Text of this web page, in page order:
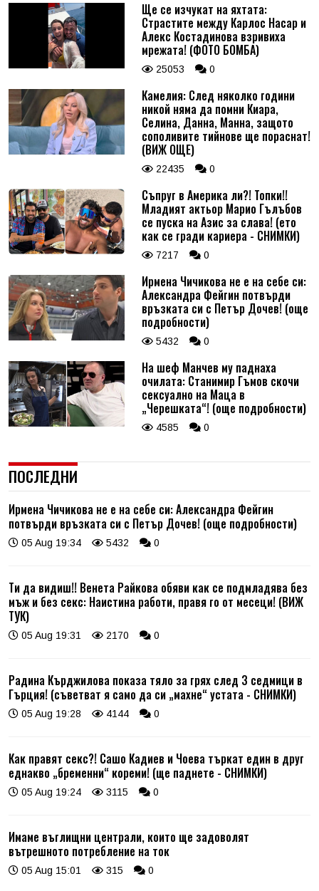
Ще се изчукат на яхтата:
Страстите между Карлос Насар и
Алекс Костадинова взривиха
мрежата! (ФОТО БОМБА)
25053 0
Камелия: След няколко години
никой няма да помни Киара,
Селина, Данна, Манна, защото
сополивите тийнове ще пораснат!
(ВИЖ ОЩЕ)
22435 0
Съпруг в Америка ли?! Топки!!
Младият актьор Марио Гълъбов
се пуска на Азис за слава! (ето
как се гради кариера - СНИМКИ)
7217 0
Ирмена Чичикова не е на себе си:
Александра Фейгин потвърди
връзката си с Петър Дочев! (още
подробности)
5432 0
На шеф Манчев му паднаха
очилата: Станимир Гъмов скочи
сексуално на Маца в
„Черешката“! (още подробности)
4585 0
ПОСЛЕДНИ
Ирмена Чичикова не е на себе си: Александра Фейгин
потвърди връзката си с Петър Дочев! (още подробности)
05 Aug 19:34 5432 0
Ти да видиш!! Венета Райкова обяви как се подмладява без
мъж и без секс: Наистина работи, правя го от месеци! (ВИЖ
ТУК)
05 Aug 19:31 2170 0
Радина Кърджилова показа тяло за грях след 3 седмици в
Гърция! (съветват я само да си „махне“ устата - СНИМКИ)
05 Aug 19:28 4144 0
Как правят секс?! Сашо Кадиев и Чоева търкат един в друг
еднакво „бременни“ кореми! (ще паднете - СНИМКИ)
05 Aug 19:24 3115 0
Имаме въглищни централи, които ще задоволят
вътрешното потребление на ток
05 Aug 15:01 315 0